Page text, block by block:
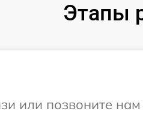
Этапы
или позвоните